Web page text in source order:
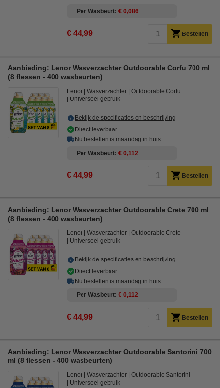
Per Wasbeurt € 0,086
€ 44,99 Bestellen
Aanbieding: Lenor Wasverzachter Outdoorable Corfu 700 ml
(8 flessen - 400 wasbeurten)
Lenor Wasverzachter
Outdoorable Corfu
Universeel gebruik
Bekijk de specificaties en beschrijving
Direct leverbaar
Nu bestellen is maandag in huis
Per Wasbeurt € 0,112
€ 44,99 Bestellen
Aanbieding: Lenor Wasverzachter Outdoorable Crete 700 ml
(8 flessen - 400 wasbeurten)
Lenor Wasverzachter
Outdoorable Crete
Universeel gebruik
Bekijk de specificaties en beschrijving
Direct leverbaar
Nu bestellen is maandag in huis
Per Wasbeurt € 0,112
€ 44,99 Bestellen
Aanbieding: Lenor Wasverzachter Outdoorable Santorini 700
ml (8 flessen - 400 wasbeurten)
Lenor Wasverzachter
Outdoorable Santorini
Universeel gebruik